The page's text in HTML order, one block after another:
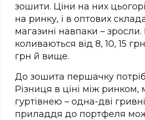
зошити. Ціни на них
на ринку, і в оптових
магазині навпаки – зросли.
коливаються від 8, 10, 15
грн й вище.
До зошита першачку
Різниця в ціні між ринком,
гуртівнею – одна-дві
приладдя до портфеля